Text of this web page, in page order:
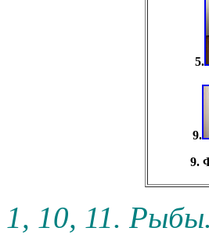
5.
9.
9.
1, 10, 11.